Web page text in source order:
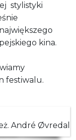
stylistyki
kina.
festiwalu.
André Øvredal